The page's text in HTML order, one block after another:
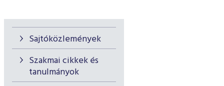
Sajtóközlemények
Szakmai cikkek és
tanulmányok